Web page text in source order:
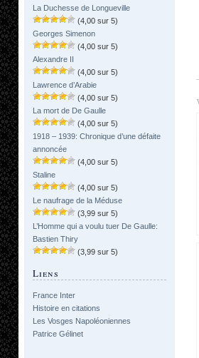
La Duchesse de Longueville
(4,00 sur 5)
Georges Simenon
(4,00 sur 5)
Alexandre II
(4,00 sur 5)
Lawrence d’Arabie
(4,00 sur 5)
La mort de De Gaulle
(4,00 sur 5)
1918 – 1939: Chronique d’une défaite
annoncée
(4,00 sur 5)
Staline
(4,00 sur 5)
Le naufrage de la Méduse
(3,99 sur 5)
L’Homme qui a voulu tuer De Gaulle:
Bastien Thiry
(3,99 sur 5)
Liens
France Inter
Histoire en citations
Les Vosges Napoléoniennes
Patrice Gélinet